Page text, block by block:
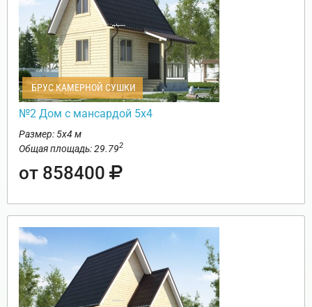
БРУС КАМЕРНОЙ СУШКИ
№2 Дом с мансардой 5х4
Размер: 5х4 м
Общая площадь: 29.792
от 858400